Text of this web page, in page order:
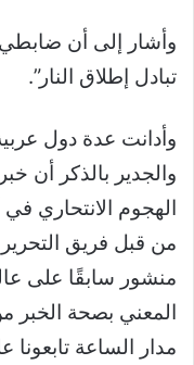
وأشار إلى أن
تبادل إطلاق النار”.
وأدانت عدة دول
والجدير بالذكر أن
الهجوم الانتحاري في
منشور سابقًا على
المعني بصحة الخبر
مدار الساعة تابعونا